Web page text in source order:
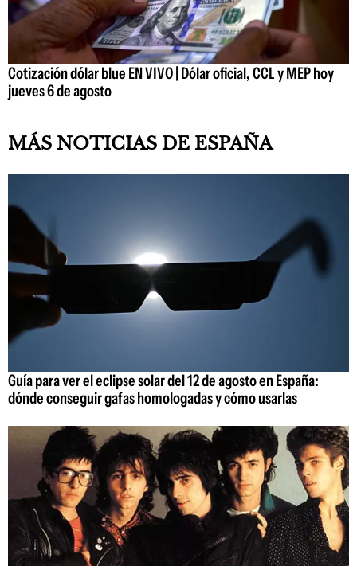
Cotización dólar blue EN VIVO | Dólar oficial, CCL y MEP hoy
jueves 6 de agosto
MÁS NOTICIAS DE ESPAÑA
Guía para ver el eclipse solar del 12 de agosto en España:
dónde conseguir gafas homologadas y cómo usarlas